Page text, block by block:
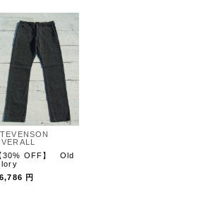
30% OFF】 Old
円